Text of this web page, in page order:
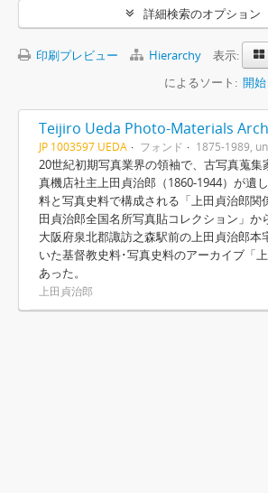
詳細検索のオプション
印刷プレビュー Hierarchy
表示:
によるソート: 開始
Teijiro Ueda Photo-Materials
JP 1003597 UEDA フォンド 1875-1989,
20世紀初期写真業界の領袖で、古写真蒐集
真機店社主上田貞治郎（1860-1944）が遺
料と写真史料で構成される「上田貞治郎関
田貞治郎全国名所写真貼コレクション」か
大阪府泉北郡諏訪之森駅前の上田貞治郎本
いた基督教史料･写真史料のアーカイブ「
あった。
上田貞治郎